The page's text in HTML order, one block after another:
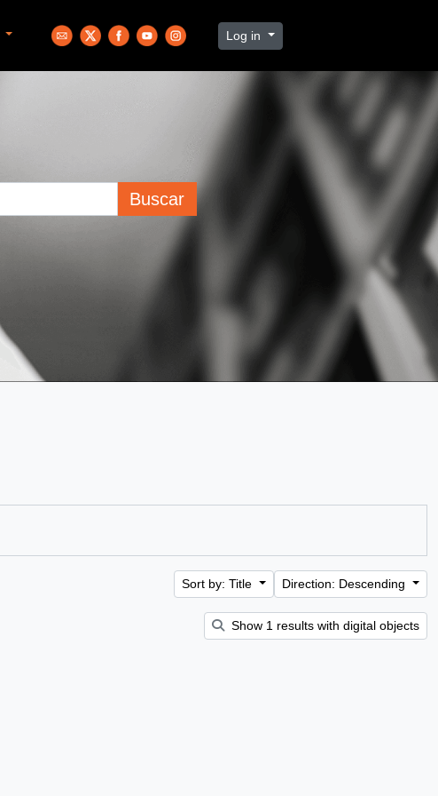
Log in
Buscar
Sort by: Title Direction: Descending
Show 1 results with digital objects